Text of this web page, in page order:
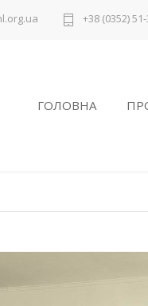
+38 (0352)
ГОЛОВНА